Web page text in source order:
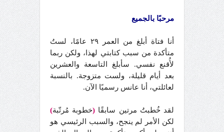
مرحبًا بالجميع
أنا فتاة أبلغ من العمر ٢٩ عامًا، لستُ
متأكدة من سبب كتابتي لهذا، ولكن ربما
لأُقنع نفسي. سأبلغ التاسعة والعشرين
بعد أيام قليلة، ولست متزوجة. بالنسبة
لعائلتي، أنا عانس رسميًا الآن.
لقد خُطبتُ مرتين سابقًا (خطوبة مُرتّبة)
لكن الأمر لم ينجح، والسبب الرئيسي هو